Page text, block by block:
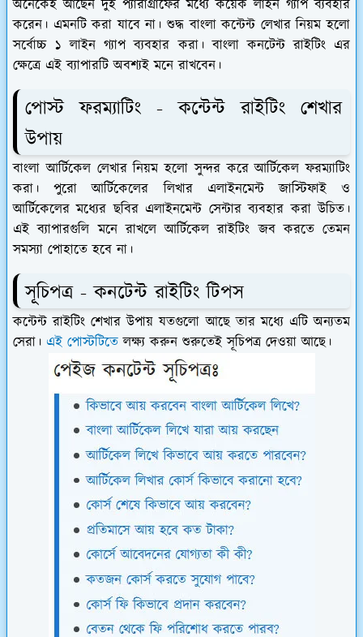
অনেকেই আছেন দুই প্যারাগ্রাফের মধ্যে কয়েক লাইন গ্যাপ ব্যবহার
করেন। এমনটি করা যাবে না। শুদ্ধ বাংলা কন্টেন্ট লেখার নিয়ম হলো
সর্বোচ্চ ১ লাইন গ্যাপ ব্যবহার করা। বাংলা কনটেন্ট রাইটিং এর
ক্ষেত্রে এই ব্যাপারটি অবশ্যই মনে রাখবেন।
পোস্ট ফরম্যাটিং - কন্টেন্ট রাইটিং শেখার
উপায়
বাংলা আর্টিকেল লেখার নিয়ম হলো সুন্দর করে আর্টিকেল ফরম্যাটিং
করা। পুরো আর্টিকেলের লিখার এলাইনমেন্ট জাস্টিফাই ও
আর্টিকেলের মধ্যের ছবির এলাইনমেন্ট সেন্টার ব্যবহার করা উচিত।
এই ব্যাপারগুলি মনে রাখলে আর্টিকেল রাইটিং জব করতে তেমন
সমস্যা পোহাতে হবে না।
সূচিপত্র - কনটেন্ট রাইটিং টিপস
কন্টেন্ট রাইটিং শেখার উপায় যতগুলো আছে তার মধ্যে এটি অন্যতম
সেরা। এই পোস্টটিতে লক্ষ্য করুন শুরুতেই সূচিপত্র দেওয়া আছে।